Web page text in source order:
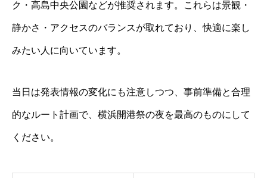
ク・高島中央公園などが推奨されます。これらは景観・
静かさ・アクセスのバランスが取れており、快適に楽し
みたい人に向いています。
当日は発表情報の変化にも注意しつつ、事前準備と合理
的なルート計画で、横浜開港祭の夜を最高のものにして
ください。